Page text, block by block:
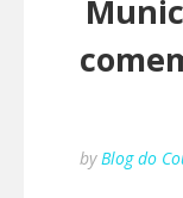
by Blog do